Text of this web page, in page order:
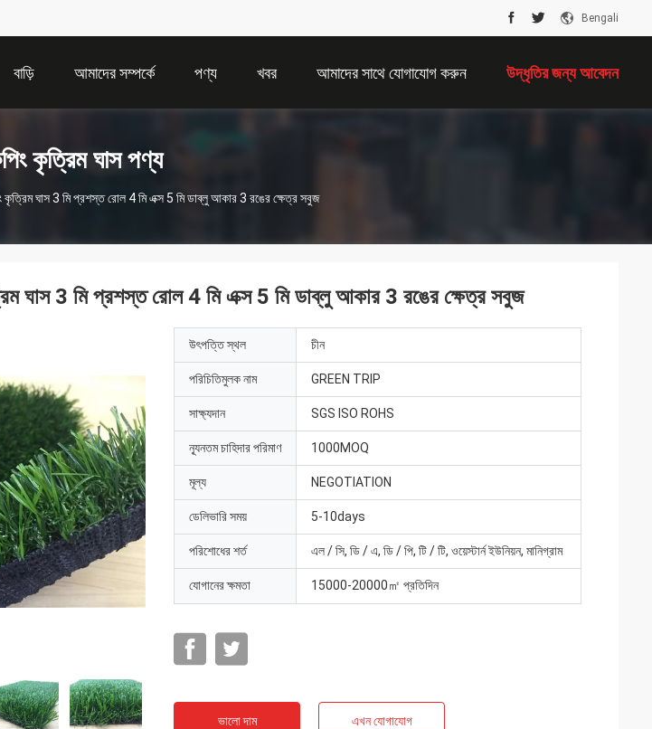
Bengali
বাড়ি আমাদের সম্পর্কে পণ্য খবর আমাদের সাথে যোগাযোগ করুন উদ্ধৃতির জন্য আবেদন
কৃত্রিম ঘাস পণ্য
কৃত্রিম ঘাস 3 মি প্রশস্ত রোল 4 মি এক্স 5 মি ডাব্লু আকার 3 রঙের ক্ষেত্র সবুজ
ঘাস 3 মি প্রশস্ত রোল 4 মি এক্স 5 মি ডাব্লু আকার 3 রঙের ক্ষেত্র সবুজ
উৎপত্তি স্থল চীন
পরিচিতিমুলক নাম GREEN TRIP
সাক্ষ্যদান SGS ISO ROHS
ন্যূনতম চাহিদার পরিমাণ 1000MOQ
মূল্য NEGOTIATION
ডেলিভারি সময় 5-10days
পরিশোধের শর্ত এল / সি, ডি / এ, ডি / পি, টি / টি, ওয়েস্টার্ন ইউনিয়ন, মানিগ্রাম
যোগানের ক্ষমতা 15000-20000㎡ প্রতিদিন
ভালো দাম এখন যোগাযোগ